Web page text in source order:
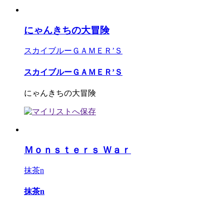
にゃんきちの大冒険
スカイブルーＧＡＭＥＲ’Ｓ
スカイブルーＧＡＭＥＲ’Ｓ
にゃんきちの大冒険
Ｍｏｎｓｔｅｒｓ Ｗａｒ
抹茶n
抹茶n